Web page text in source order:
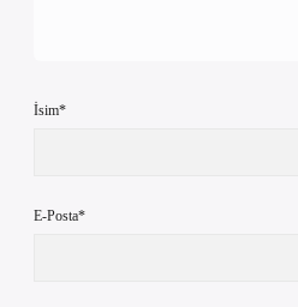
İsim*
E-Posta*